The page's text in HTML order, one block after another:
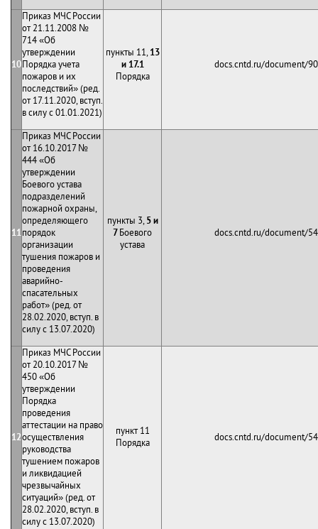
10
Приказ МЧС России
от 21.11.2008 №
714 «Об
утверждении
Порядка учета
пожаров и их
последствий» (ред.
от 17.11.2020, вступ.
в силу с 01.01.2021)
пункты 11,13
и 17.1
Порядка
docs.cntd.ru/document/
11
Приказ МЧС России
от 16.10.2017 №
444 «Об
утверждении
Боевого устава
подразделений
пожарной охраны,
определяющего
порядок
организации
тушения пожаров и
проведения
аварийно-
спасательных
работ» (ред. от
28.02.2020, вступ. в
силу с 13.07.2020)
пункты 3,5 и
7Боевого
устава
docs.cntd.ru/document/
12
Приказ МЧС России
от 20.10.2017 №
450 «Об
утверждении
Порядка
проведения
аттестации на право
осуществления
руководства
тушением пожаров
и ликвидацией
чрезвычайных
ситуаций» (ред. от
28.02.2020, вступ. в
силу с 13.07.2020)
пункт 11
Порядка
docs.cntd.ru/document/